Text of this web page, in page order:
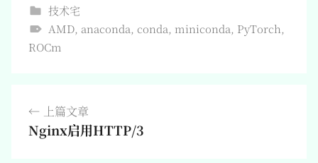
技术宅
AMD, anaconda, conda, miniconda, PyTorch,
ROCm
上篇文章
Nginx启用HTTP/3